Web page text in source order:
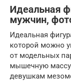
Идеальная
мужчин,
Идеальная
которой можно
от модельных
мышечную
девушкам